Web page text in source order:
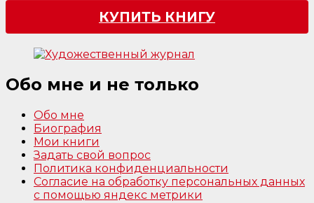
КУПИТЬ КНИГУ
Обо мне и не только
Обо мне
Биография
Мои книги
Задать свой вопрос
Политика конфиденциальности
Согласие на обработку персональных данных
с помощью яндекс метрики